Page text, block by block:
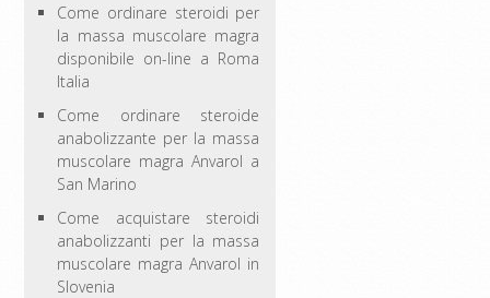
Come ordinare steroidi per
la massa muscolare magra
disponibile on-line a Roma
Italia
Come ordinare steroide
anabolizzante per la massa
muscolare magra Anvarol a
San Marino
Come acquistare steroidi
anabolizzanti per la massa
muscolare magra Anvarol in
Slovenia